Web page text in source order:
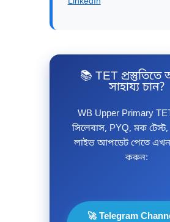
📚 TET
সাহায্য চান?
WB Upper Primary
সিলেবাস, PYQ, মক
লাইভ আপডেট পেতে
করুন:
🚀 Telegram